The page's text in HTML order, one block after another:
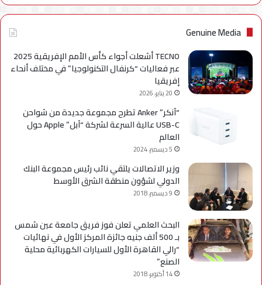
Genuine Media
TECNO أشعلت أجواء كأس الأمم الإفريقية 2025
عبر فعاليات “كرنفال التكنولوجيا” في مختلف أنحاء
إفريقيا
20 يناير، 2026
“آنكر” Anker تطرح مجموعة جديدة من شواحن
USB-C عالية السرعة لشركة “آبل” Apple حول
العالم
5 ديسمبر، 2024
وزير الاتصالات يلتقي نائب رئيس مجموعة البنك
الدولي لشؤون منطقة الشرق الأوسط
9 ديسمبر، 2018
البحث العلمي تعلن فوز فريق جامعة عين شمس
بـ 500 ألف جنيه جائزة المركز الأول في نهائيات
“رالي القاهرة الأول للسيارات الكهربائية محلية
الصنع”
14 أكتوبر، 2018